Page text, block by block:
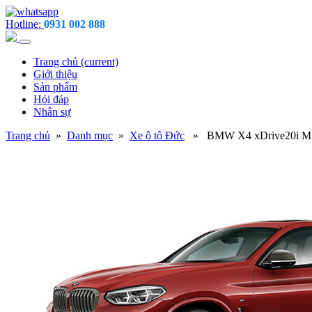
Hotline: 0931 002 888
Trang chủ (current)
Giới thiệu
Sản phẩm
Hỏi đáp
Nhân sự
Trang chủ » Danh mục » Xe ô tô Đức » BMW X4 xDrive20i